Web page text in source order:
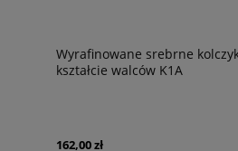
Wyrafinowane srebrne
kształcie walców K1A
162,00 zł